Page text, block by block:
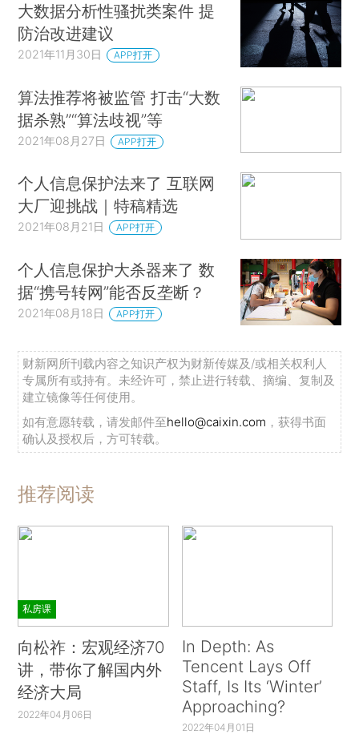
大数据分析性骚扰类案件 提
防治改进建议
2021年11月30日 APP打开
算法推荐将被监管 打击“大数
据杀熟”“算法歧视”等
2021年08月27日 APP打开
个人信息保护法来了 互联网
大厂迎挑战｜特稿精选
2021年08月21日 APP打开
个人信息保护大杀器来了 数
据“携号转网”能否反垄断？
2021年08月18日 APP打开
财新网所刊载内容之知识产权为财新传媒及/或相关权利人
专属所有或持有。未经许可，禁止进行转载、摘编、复制及
建立镜像等任何使用。
如有意愿转载，请发邮件至hello@caixin.com ，获得书面
确认及授权后，方可转载。
推荐阅读
私房课
向松祚：宏观经济70
讲，带你了解国内外
经济大局
2022年04月06日
In Depth: As
Tencent Lays Off
Staff, Is Its ‘Winter’
Approaching?
2022年04月01日